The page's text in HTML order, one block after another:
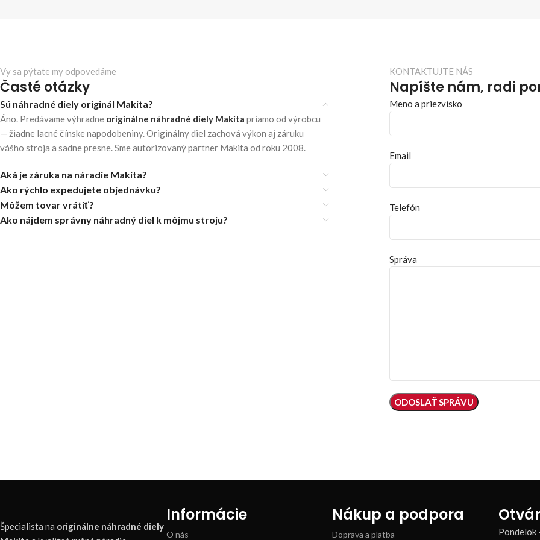
Vy sa pýtate my odpovedáme
Časté otázky
Sú náhradné diely originál Makita?
Áno. Predávame výhradne originálne náhradné diely Makita priamo od výrobcu
— žiadne lacné čínske napodobeniny. Originálny diel zachová výkon aj záruku
vášho stroja a sadne presne. Sme autorizovaný partner Makita od roku 2008.
Aká je záruka na náradie Makita?
Ako rýchlo expedujete objednávku?
Môžem tovar vrátiť?
Ako nájdem správny náhradný diel k môjmu stroju?
KONTAKTUJTE NÁS
Napíšte nám, radi
Meno a priezvisko
Email
Telefón
Správa
Špecialista na originálne náhradné diely
Informácie
O nás
Nákup a podpora
Doprava a platba Pondelok